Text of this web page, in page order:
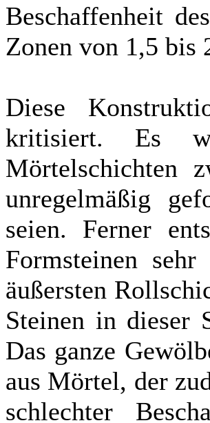
Beschaffenheit
Zonen von 1,5 bis
Diese
kritisiert. Es
Mörtelschichten
unregelmäßig
seien. Ferner
Formsteinen
äußersten
Steinen in dieser
Das ganze
aus Mörtel, der
schlechter